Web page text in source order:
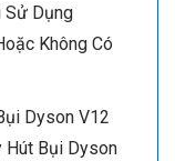
Sử Dụng
Không Có
Dyson V12
Hút Bụi Dyson